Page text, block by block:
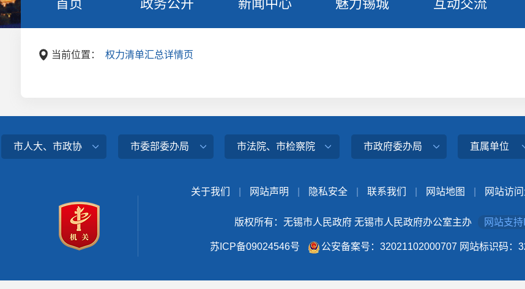
首页 政务公开 新闻中心 魅力锡城 互动交流
当前位置： 权力清单汇总详情页
市人大、市政协 市委部委办局 市法院、市检察院 市政府委办局 直属单位
关于我们 网站声明 隐私安全 联系我们 网站地图 网站访问
版权所有：无锡市人民政府 无锡市人民政府办公室主办 网站支
苏ICP备09024546号 公安备案号：32021102000707 网站标识码：